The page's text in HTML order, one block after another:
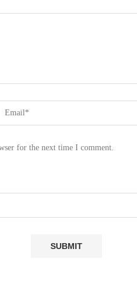
for the next time I comment.